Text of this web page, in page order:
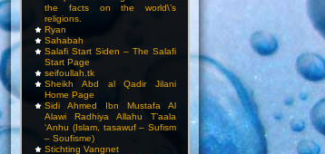
the facts on the world\’s
religions.
Ryan
Sahabah
Salafi Start Siden – The Salafi
Start Page
seifoullah.tk
Sheikh Abd al Qadir Jilani
Home Page
Sidi Ahmed Ibn Mustafa Al
Alawi Radhiya Allahu T’aala
‘Anhu (Islam, tasawuf – Sufism
– Soufisme)
Stichting Vangnet